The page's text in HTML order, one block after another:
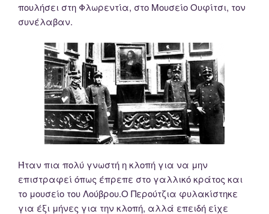
πουλήσει στη Φλωρεντία, στο Μουσείο Ουφίτσι, τον
συνέλαβαν.
Ήταν πια πολύ γνωστή η κλοπή για να μην
επιστραφεί όπως έπρεπε στο γαλλικό κράτος και
το μουσείο του Λούβρου.Ο Περούτζια φυλακίστηκε
για έξι μήνες για την κλοπή, αλλά επειδή είχε